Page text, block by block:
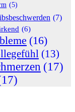
(5)
(7)
(6)
(16)
(13)
(17)